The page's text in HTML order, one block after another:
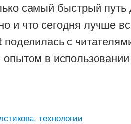
самый быстрый
и что сегодня лучше
с
в
, технологии